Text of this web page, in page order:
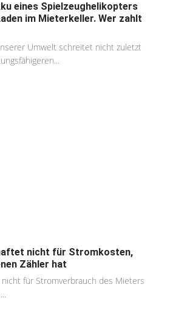
eines Spielzeughelikopters
im Mieterkeller. Wer zahlt
Umwelt schreitet nicht zuletzt
nicht für Stromkosten,
Zähler hat
für Stromverbrauch des Mieters